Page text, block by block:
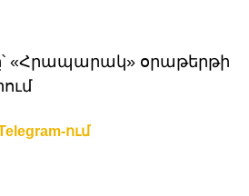
«Հրապարակ» օրաթերթի
ում